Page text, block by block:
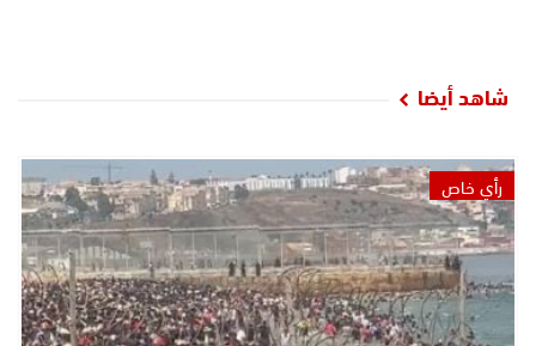
شاهد أيضا
رأي خاص